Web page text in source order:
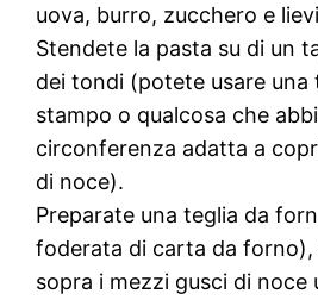
uova, burro, zucchero e
Stendete la pasta su di un
dei tondi (potete usare una
stampo o qualcosa che
circonferenza adatta a
di noce).
Preparate una teglia da
foderata di carta da
sopra i mezzi gusci di noce